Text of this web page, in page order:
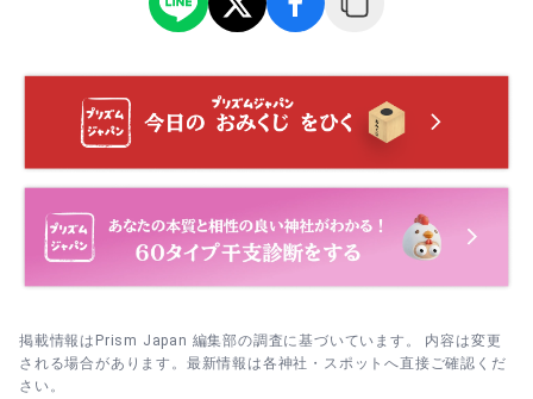
掲載情報はPrism Japan 編集部の調査に基づいています。 内容は変更
される場合があります。最新情報は各神社・スポットへ直接ご確認くだ
さい。